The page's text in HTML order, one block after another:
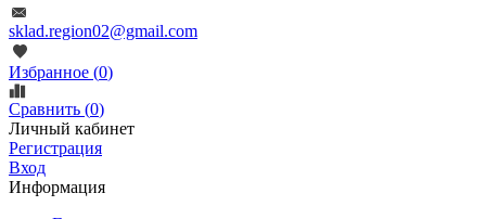
sklad.region02@gmail.com
Избранное (0)
Сравнить (0)
Личный кабинет
Регистрация
Вход
Информация